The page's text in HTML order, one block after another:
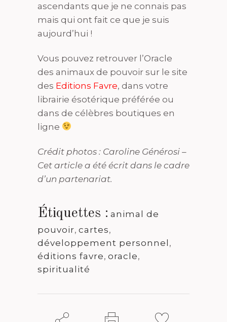
ascendants que je ne connais pas
mais qui ont fait ce que je suis
aujourd’hui !
Vous pouvez retrouver l’Oracle
des animaux de pouvoir sur le site
des Editions Favre, dans votre
librairie ésotérique préférée ou
dans de célèbres boutiques en
ligne
Crédit photos : Caroline Générosi –
Cet article a été écrit dans le cadre
d’un partenariat.
Étiquettes : animal de
pouvoir, cartes,
développement personnel ,
éditions favre, oracle,
spiritualité